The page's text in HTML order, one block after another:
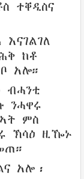
ተቐዲስና
እናገልገለ
ከቶ
አሎ።
ብሓንቲ
ንሓዋሩ
ምስ
ኽሳዕ ዚዀኑ
።
አሎ ፡